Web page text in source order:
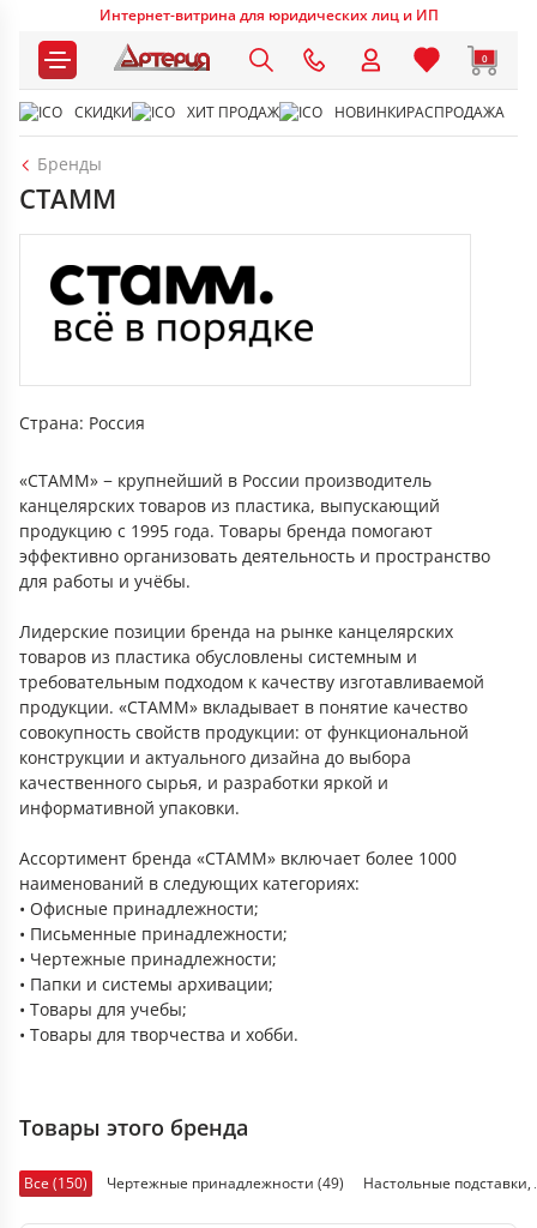
Интернет-витрина для юридических лиц и ИП
0
СКИДКИ ХИТ ПРОДАЖ НОВИНКИРАСПРОДАЖА
Бренды
СТАММ
Страна: Россия
«СТАММ» − крупнейший в России производитель
канцелярских товаров из пластика, выпускающий
продукцию с 1995 года. Товары бренда помогают
эффективно организовать деятельность и пространство
для работы и учёбы.
Лидерские позиции бренда на рынке канцелярских
товаров из пластика обусловлены системным и
требовательным подходом к качеству изготавливаемой
продукции. «СТАММ» вкладывает в понятие качество
совокупность свойств продукции: от функциональной
конструкции и актуального дизайна до выбора
качественного сырья, и разработки яркой и
информативной упаковки.
Ассортимент бренда «СТАММ» включает более 1000
наименований в следующих категориях:
• Офисные принадлежности;
• Письменные принадлежности;
• Чертежные принадлежности;
• Папки и системы архивации;
• Товары для учебы;
• Товары для творчества и хобби.
Товары этого бренда
Все (150) Чертежные принадлежности (49) Настольные подставки,